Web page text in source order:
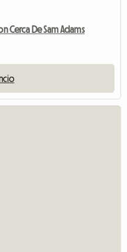
Cerca De Sam Adams